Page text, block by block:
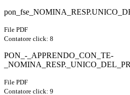
File PDF
Contatore click: 8
PON_-_APPRENDO_CON_TE-
File PDF
Contatore click: 9